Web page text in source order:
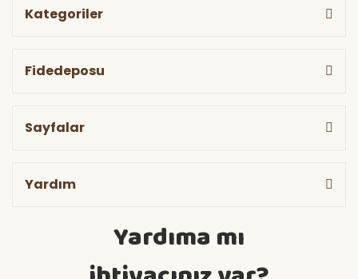
Kategoriler
Fidedeposu
Sayfalar
Yardım
Yardıma mı